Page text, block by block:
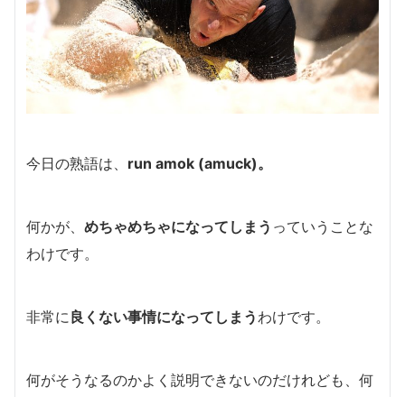
今日の熟語は、 run amok (amuck)。
何かが、 めちゃめちゃになってしまう っていうことな
わけです。
非常に良くない事情になってしまうわけです。
何がそうなるのかよく説明できないのだけれども、何